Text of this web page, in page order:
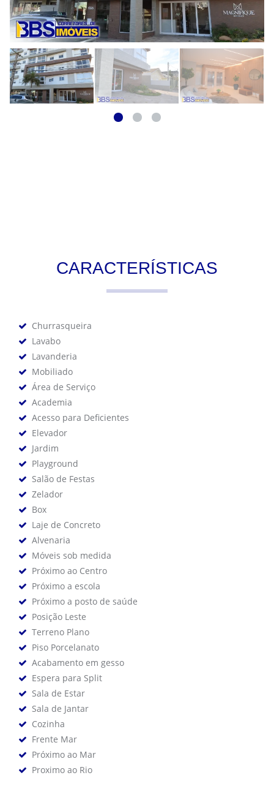
CARACTERÍSTICAS
Churrasqueira
Lavabo
Lavanderia
Mobiliado
Área de Serviço
Academia
Acesso para Deficientes
Elevador
Jardim
Playground
Salão de Festas
Zelador
Box
Laje de Concreto
Alvenaria
Móveis sob medida
Próximo ao Centro
Próximo a escola
Próximo a posto de saúde
Posição Leste
Terreno Plano
Piso Porcelanato
Acabamento em gesso
Espera para Split
Sala de Estar
Sala de Jantar
Cozinha
Frente Mar
Próximo ao Mar
Proximo ao Rio